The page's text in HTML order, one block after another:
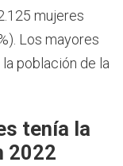
mujeres
Los mayores
población de la
tenía la
2022